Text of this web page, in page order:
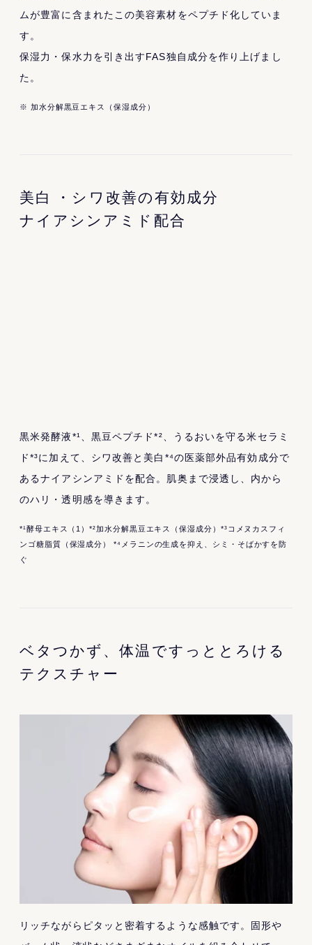
ムが豊富に含まれたこの美容素材をペプチド化していま
す。
保湿力・保水力を引き出すFAS独自成分を作り上げまし
た。
※ 加水分解黒豆エキス（保湿成分）
美白
・シワ改善の有効成分
ナイアシンアミド配合
黒米発酵液*¹、黒豆ペプチド*²、うるおいを守る米セラミ
ド*³に加えて、シワ改善と美白*⁴の医薬部外品有効成分で
あるナイアシンアミドを配合。肌奥まで浸透し、内から
のハリ・透明感を導きます。
*¹酵母エキス（1）*²加水分解黒豆エキス（保湿成分）*³コメヌカスフィ
ンゴ糖脂質（保湿成分） *⁴メラニンの生成を抑え、シミ・そばかすを防
ぐ
ベタつかず、体温ですっととろける
テクスチャー
リッチながらピタッと密着するような感触です。固形や